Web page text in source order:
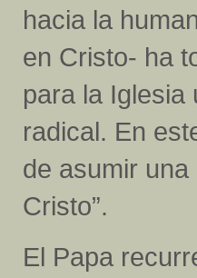
hacia la
en Cristo- ha
para la Iglesia
radical. En
de asumir
Cristo”.
El Papa